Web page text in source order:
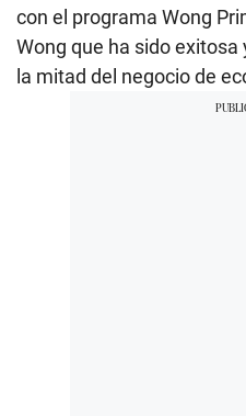
con el programa Wong
Wong que ha sido
la mitad del negocio de